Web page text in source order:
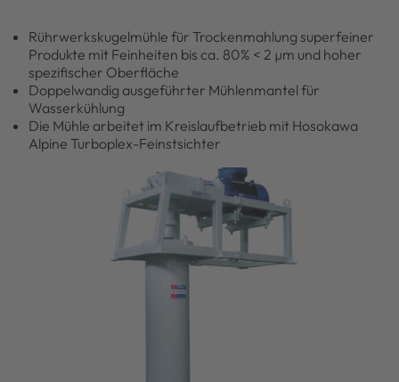
Rührwerkskugelmühle für Trockenmahlung superfeiner
Produkte mit Feinheiten bis ca. 80% < 2 µm und hoher
spezifischer Oberfläche
Doppelwandig ausgeführter Mühlenmantel für
Wasserkühlung
Die Mühle arbeitet im Kreislaufbetrieb mit Hosokawa
Alpine Turboplex-Feinstsichter